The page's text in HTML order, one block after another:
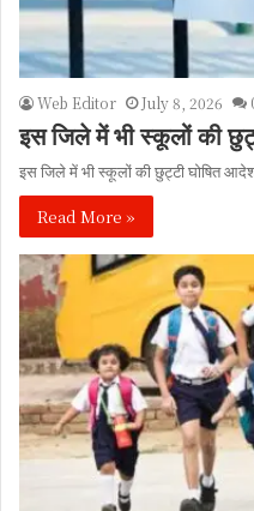
Web Editor July 8, 2026
इस जिले में भी स्कूलों की
इस जिले में भी स्कूलों की छुट्टी घोषित
Read More »